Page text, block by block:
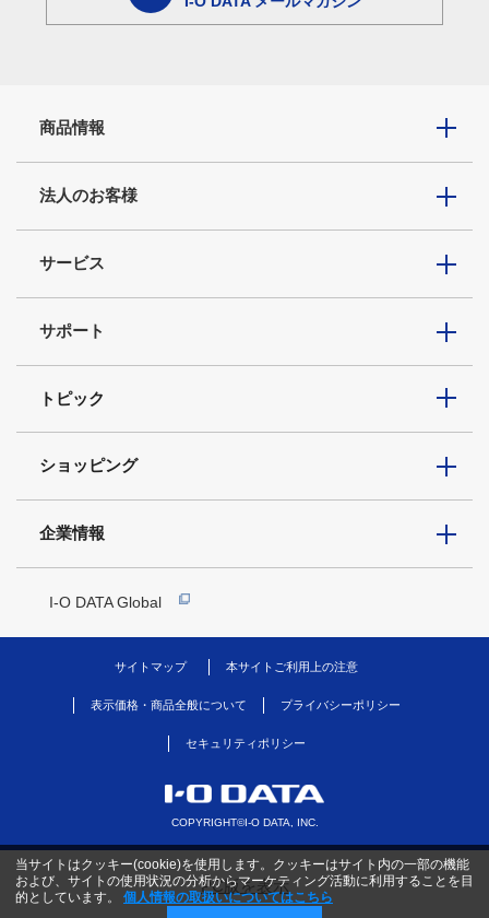
商品情報
法人のお客様
サービス
サポート
トピック
ショッピング
企業情報
I-O DATA Global
サイトマップ 本サイトご利用上の注意
表示価格・商品全般について プライバシーポリシー
セキュリティポリシー
COPYRIGHT©I-O DATA, INC.
当サイトはクッキー(cookie)を使用します。クッキーはサイト内の一部の機能
および、サイトの使用状況の分析からマーケティング活動に利用することを目
的としています。
個人情報の取扱いについてはこちら
PC版を表示